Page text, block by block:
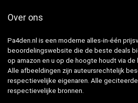
Over ons
Pa4den.nl is een moderne alles-in-één
beoordelingswebsite die de beste deals
op amazon en u op de hoogte houdt via
Alle afbeeldingen zijn auteursrechtelijk
respectievelijke eigenaren. Alle geciteerde
respectievelijke bronnen.